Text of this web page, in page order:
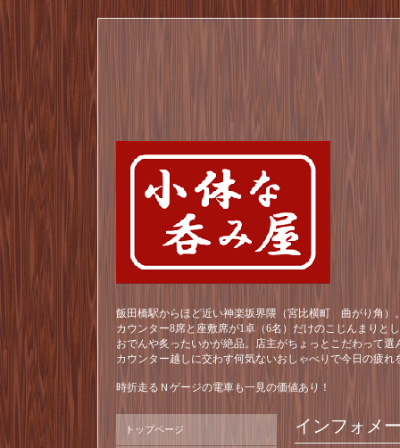
飯田橋駅からほど近い神楽坂界隈（宮比横町 曲がり角）
カウンター8席と座敷席が1卓（6名）だけのこじんまりと
おでんや炙ったいかが絶品。店主がちょっとこだわって
カウンター越しに交わす何気ないおしゃべりで今日の疲れ
時折走るＮゲージの電車も一見の価値あり！
インフォメ
トップページ